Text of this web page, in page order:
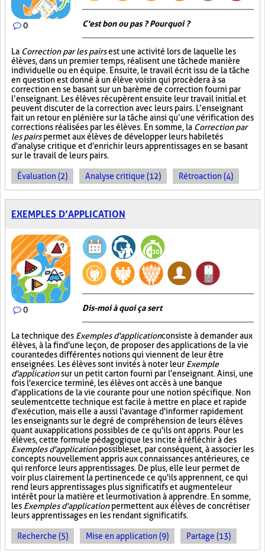
0 C'est bon ou pas ? Pourquoi ?
La Correction par les pairsest une activité lors de laquelle les
élèves, dans un premier temps, réalisent une tâche de manière
individuelle ou en équipe. Ensuite, le travail écrit issu de la tâche
en question est donné à un élève voisin qui procèdera à sa
correction en se basant sur un barème de correction fourni par
l’enseignant. Les élèves récupèrent ensuite leur travail initial et
peuvent discuter de la correction avec leurs pairs. L’enseignant
fait un retour en plénière sur la tâche ainsi qu’une vérification des
corrections réalisées par les élèves. En somme, la Correction par
les pairspermet aux élèves de développer leurs habiletés
d'analyse critique et d'enrichir leurs apprentissages en se basant
sur le travail de leurs pairs.
Évaluation (2) Analyse critique (12) Rétroaction (4)
EXEMPLES D’APPLICATION
0 Dis-moi à quoi ça sert
La technique des Exemples d'applicationconsiste à demander aux
élèves, à la fin d'une leçon, de proposer des applications de la vie
courante des différentes notions qui viennent de leur être
enseignées. Les élèves sont invités à noter leur Exemple
d'applicationsur un petit carton fourni par l'enseignant. Ainsi, une
fois l'exercice terminé, les élèves ont accès à une banque
d'applications de la vie courante pour une notion spécifique. Non
seulement cette technique est facile à mettre en place et rapide
d'exécution, mais elle a aussi l'avantage d'informer rapidement
les enseignants sur le degré de compréhension de leurs élèves
quant aux applications possibles de ce qu'ils ont appris. Pour les
élèves, cette formule pédagogique les incite à réfléchir à des
Exemples d'applicationpossibles et, par conséquent, à associer les
concepts nouvellement appris aux connaissances antérieures, ce
qui renforce leurs apprentissages. De plus, elle leur permet de
voir plus clairement la pertinence de ce qu'ils apprennent, ce qui
rend leurs apprentissages plus significatifs et augmente leur
intérêt pour la matière et leur motivation à apprendre. En somme,
les Exemples d'applicationpermettent aux élèves de concrétiser
leurs apprentissages en les rendant significatifs.
Recherche (5) Mise en application (9) Partage (13)